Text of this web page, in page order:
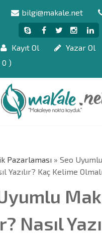
bilgi@makale.net
Kayıt Ol
Yazar Ol
0 )
Pazarlaması » Seo
Yazılır? Kaç Kelime
Nasıl